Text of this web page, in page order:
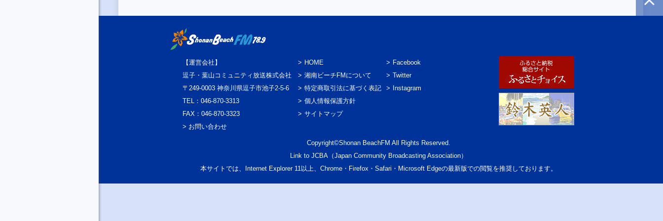
【運営会社】
逗子・葉山コミュニティ放送株式会社
〒249-0003 神奈川県逗子市池子2-5-6
TEL：046-870-3313
FAX：046-870-3323
> お問い合わせ
HOME
湘南ビーチFMについて
特定商取引法に基づく表記
個人情報保護方針
サイトマップ
Facebook
Twitter
Instagram
Copyright©Shonan BeachFM All Rights Reserved.
Link to JCBA（Japan Community Broadcasting Association）
本サイトでは、Internet Explorer 11以上、Chrome・Firefox・Safari・Microsoft Edgeの最新版での閲覧を推奨しております。